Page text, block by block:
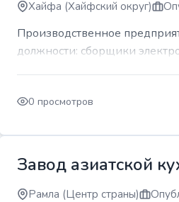
Хайфа (Хайфский округ)
Производственное
должности: сборщики
0 просмотров
Завод азиатской
Рамла (Центр страны)